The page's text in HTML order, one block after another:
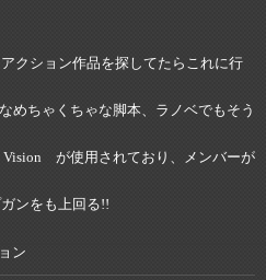
クション作品を探してたらこれに行
めちゃくちゃな脚本、ラノベでもそう
Vision が使用されており、メンバーが
ンをも上回る!!
ン